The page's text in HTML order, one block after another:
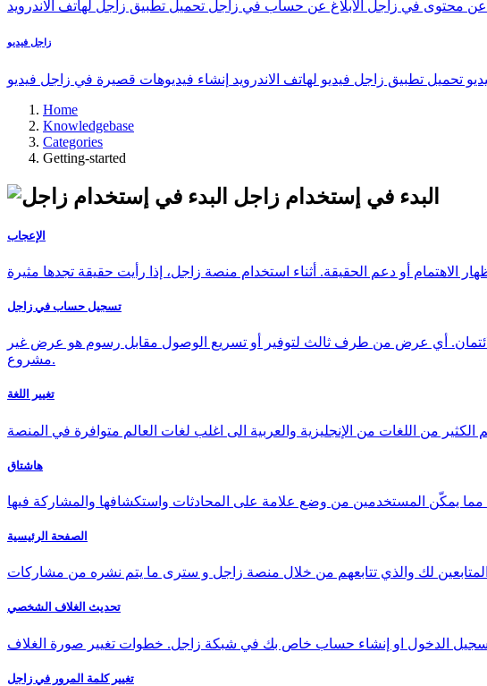
عن محتوى في زاجل الأبلاغ عن حساب في زاجل تحميل تطبيق زاجل لهاتف الاندرويد
زاجل فيديو
تحميل تطبيق زاجل فيديو لهاتف الاندرويد إنشاء فيديوهات قصيرة في زاجل فيديو
Home
Knowledgebase
Categories
Getting-started
البدء في إستخدام زاجل
الإعجاب
الاهتمام أو دعم الحقيقة. أثناء استخدام منصة زاجل، إذا رأيت حقيقة تجدها مثيرة
تسجيل حساب في زاجل
أي عرض من طرف ثالث لتوفير أو تسريع الوصول مقابل رسوم هو عرض غير
مشروع.
تغيير اللغة
من اللغات من الإنجليزية والعربية الى اغلب لغات العالم متوافرة في المنصة
هاشتاق
يمكّن المستخدمين من وضع علامة على المحادثات واستكشافها والمشاركة فيها
الصفحة الرئيسية
لك والذي تتابعهم من خلال منصة زاجل و سترى ما يتم نشره من مشاركات
تحديث الغلاف الشخصي
الدخول او إنشاء حساب خاص بك في شبكة زاجل. خطوات تغيير صورة الغلاف
تغيير كلمة المرور في زاجل